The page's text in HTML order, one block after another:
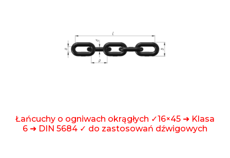
Łańcuchy o ogniwach okrągłych ✓16×45 ➜ Klasa
6 ➜ DIN 5684 ✓ do zastosowań dźwigowych